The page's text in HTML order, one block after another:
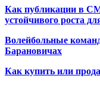
Как публикации в
устойчивого роста
Волейбольные
Барановичах
Как купить или